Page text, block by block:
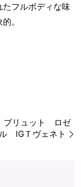
フルボディな味
。
リュット ロゼ
IGＴヴェネト